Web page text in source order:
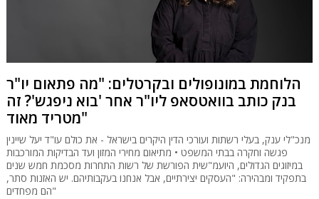
הלוחמת במונופולים ובקרטלים: "מה פתאום יו"ר
בנק כותב בוואטסאפ ליו"ר אחר 'בוא ניפגש'? זה
מטריד מאוד"
מנכ"לי ענק, בעלי רשתות ועורכי הדין היקרים בישראל - את כולם עו"ד יעל שיינין
פגשה וחקרה בבתי המשפט • מתיאום מחירי המזון ועד הבדיקות המורכבות
במיזוגים הגדולים, היועמ"שית הפורשת של רשות התחרות מסכמת חמש שנים
בתפקיד ומבהירה: "העסקים יצירתיים, אבל אנחנו בעקבותיהם. יש האזנות סתר,
הם מפחדים"